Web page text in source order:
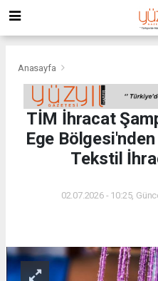
Anasayfa
TİM İhracat
Ege
Tekstil
02.07.2026 - 10:25,